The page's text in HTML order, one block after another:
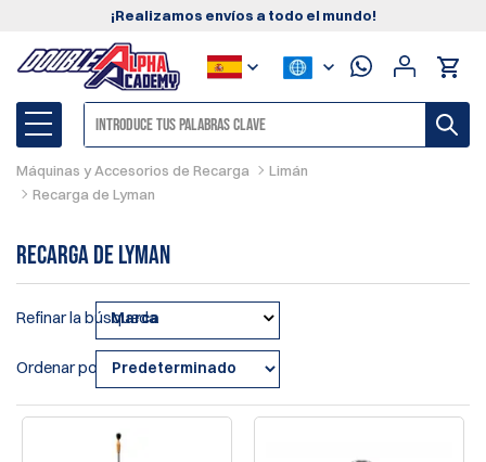
¡Realizamos envíos a todo el mundo!
Máquinas y Accesorios de Recarga
Limán
Recarga de Lyman
Recarga de Lyman
Refinar la búsqueda
Marca
Ordenar por